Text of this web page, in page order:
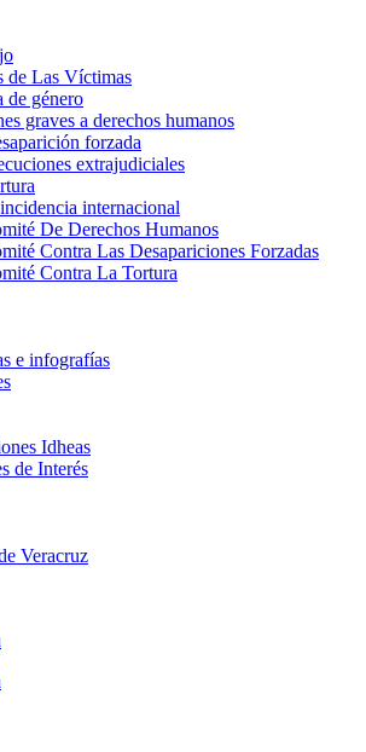
de Las Víctimas
de género
graves a derechos humanos
forzada​
extrajudiciales
internacional
De Derechos Humanos​
Contra Las Desapariciones Forzadas
Contra La Tortura​
e infografías
Idheas
de Interés
Veracruz